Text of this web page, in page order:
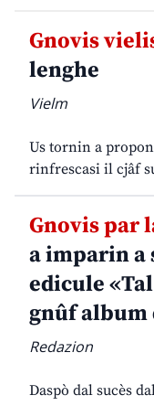
Gnovis
lenghe
Vielm
Us tornin a
rinfrescasi il cjâf
Gnovis par
a imparin a
edicule
gnûf album
Redazion
Daspò dal sucès